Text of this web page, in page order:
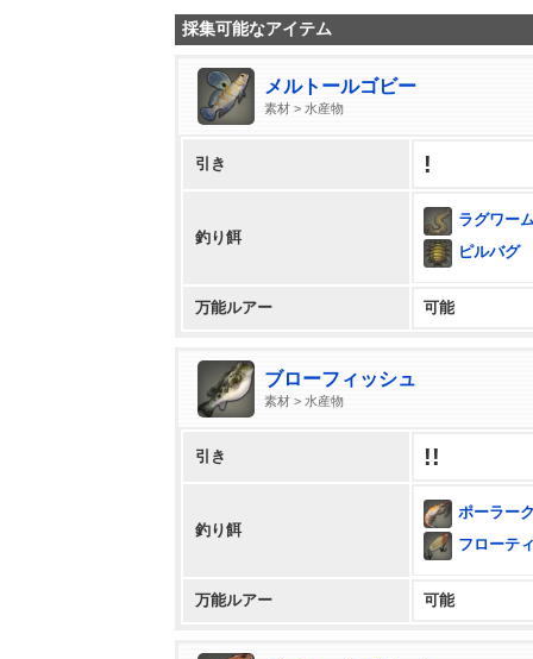
採集可能なアイテム
メルトールゴビー
素材 > 水産物
引き !
釣り餌
ラグワー
ピルバグ
万能ルアー 可能
ブローフィッシュ
素材 > 水産物
引き !!
釣り餌
ポーラー
フローテ
万能ルアー 可能